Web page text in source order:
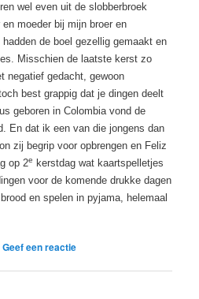
wel even uit de slobberbroek
moeder bij mijn broer en
de boel gezellig gemaakt en
Misschien de laatste kerst zo
negatief gedacht, gewoon
best grappig dat je dingen deelt
geboren in Colombia vond de
En dat ik een van die jongens dan
zij begrip voor opbrengen en Feliz
op 2e
kerstdag wat kaartspelletjes
voor de komende drukke dagen
en spelen in pyjama, helemaal
Geef een reactie